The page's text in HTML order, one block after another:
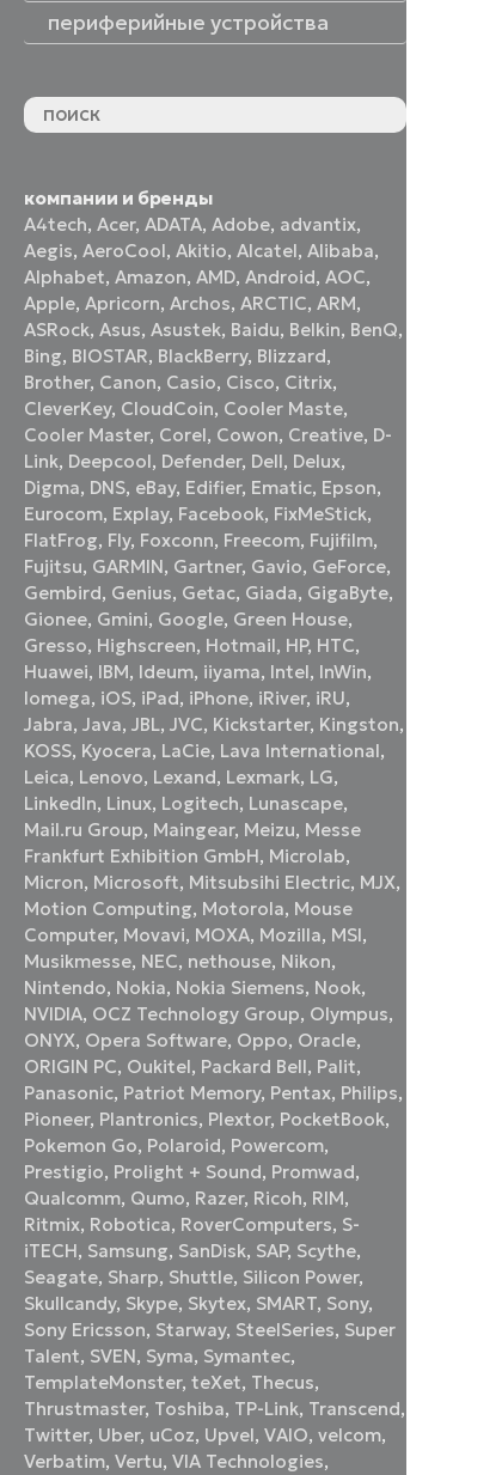
периферийные устройства
компании и бренды
A4tech,Acer,ADATA,Adobe, advantix,
Aegis,AeroCool,Akitio,Alcatel,Alibaba,
Alphabet,Amazon,AMD,Android,AOC,
Apple,Apricorn,Archos,ARCTIC,ARM,
ASRock,Asus,Asustek, Baidu, Belkin, BenQ,
Bing, BIOSTAR, BlackBerry, Blizzard,
Brother, Canon, Casio, Cisco, Citrix,
CleverKey, CloudCoin, Cooler Maste,
Cooler Master, Corel, Cowon, Creative, D-
Link, Deepcool, Defender, Dell, Delux,
Digma, DNS, eBay, Edifier, Ematic, Epson,
Eurocom, Explay, Facebook, FixMeStick,
FlatFrog, Fly, Foxconn, Freecom, Fujifilm,
Fujitsu, GARMIN, Gartner, Gavio, GeForce,
Gembird, Genius, Getac, Giada, GigaByte,
Gionee, Gmini, Google, Green House,
Gresso, Highscreen, Hotmail, HP, HTC,
Huawei, IBM, Ideum, iiyama, Intel, InWin,
Iomega, iOS, iPad, iPhone, iRiver, iRU,
Jabra,Java,JBL,JVC, Kickstarter, Kingston,
KOSS, Kyocera, LaCie, Lava International,
Leica, Lenovo, Lexand, Lexmark, LG,
LinkedIn, Linux, Logitech, Lunascape,
Mail.ru Group, Maingear, Meizu, Messe
Frankfurt Exhibition GmbH, Microlab,
Micron, Microsoft, Mitsubsihi Electric, MJX,
Motion Computing, Motorola, Mouse
Computer, Movavi, MOXA, Mozilla, MSI,
Musikmesse, NEC, nethouse, Nikon,
Nintendo, Nokia, Nokia Siemens, Nook,
NVIDIA, OCZ Technology Group, Olympus,
ONYX, Opera Software, Oppo, Oracle,
ORIGIN PC, Oukitel, Packard Bell, Palit,
Panasonic, Patriot Memory, Pentax, Philips,
Pioneer, Plantronics, Plextor, PocketBook,
Pokemon Go, Polaroid, Powercom,
Prestigio, Prolight + Sound, Promwad,
Qualcomm, Qumo, Razer, Ricoh, RIM,
Ritmix, Robotica, RoverComputers, S-
iTECH, Samsung, SanDisk, SAP, Scythe,
Seagate, Sharp, Shuttle, Silicon Power,
Skullcandy, Skype, Skytex, SMART, Sony,
Sony Ericsson, Starway, SteelSeries, Super
Talent, SVEN, Syma, Symantec,
TemplateMonster,teXet, Thecus,
Thrustmaster, Toshiba, TP-Link, Transcend,
Twitter, Uber, uCoz, Upvel,VAIO,velcom,
Verbatim,Vertu,VIA Technologies,